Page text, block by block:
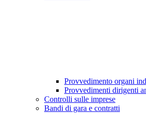
Provvedimento organi
Provvedimenti dirigenti
Controlli sulle imprese
Bandi di gara e contratti